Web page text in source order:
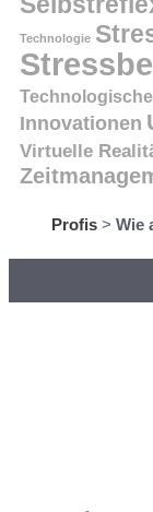
Technologie
Innovationen
Virtuelle
Profis> Wie